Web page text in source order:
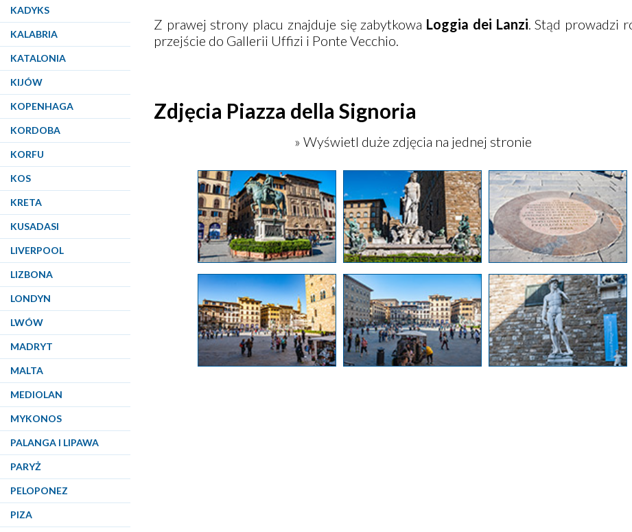
KADYKS
KALABRIA
KATALONIA
KIJÓW
KOPENHAGA
KORDOBA
KORFU
KOS
KRETA
KUSADASI
LIVERPOOL
LIZBONA
LONDYN
LWÓW
MADRYT
MALTA
MEDIOLAN
MYKONOS
PALANGA I LIPAWA
PARYŻ
PELOPONEZ
PIZA
Z prawej strony placu znajduje się zabytkowa Loggia dei Lanzi. Stąd prowadzi
przejście do Gallerii Uffizi i Ponte Vecchio.
Zdjęcia Piazza della Signoria
» Wyświetl duże zdjęcia na jednej stronie